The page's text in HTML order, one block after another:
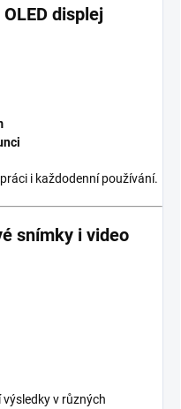
OLED displej
i každodenní používání.
snímky i video
v různých